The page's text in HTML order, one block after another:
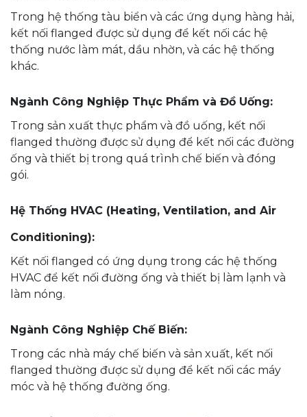
Trong hệ thống tàu biển và các ứng dụng hàng hải,
kết nối flanged được sử dụng để kết nối các hệ
thống nước làm mát, dầu nhờn, và các hệ thống
khác.
Ngành Công Nghiệp Thực Phẩm và Đồ Uống:
Trong sản xuất thực phẩm và đồ uống, kết nối
flanged thường được sử dụng để kết nối các đường
ống và thiết bị trong quá trình chế biến và đóng
gói.
Hệ Thống HVAC (Heating, Ventilation, and Air
Conditioning):
Kết nối flanged có ứng dụng trong các hệ thống
HVAC để kết nối đường ống và thiết bị làm lạnh và
làm nóng.
Ngành Công Nghiệp Chế Biến:
Trong các nhà máy chế biến và sản xuất, kết nối
flanged thường được sử dụng để kết nối các máy
móc và hệ thống đường ống.